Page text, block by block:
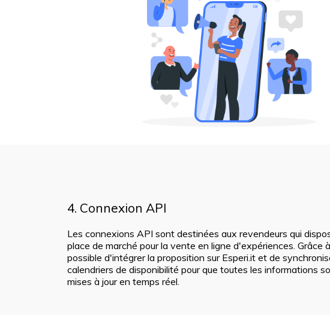
4. Connexion API
Les connexions API sont destinées aux revendeurs qui
place de marché pour la vente en ligne d'expériences. Grâce
possible d'intégrer la proposition sur Esperi.it et de
calendriers de disponibilité pour que toutes les informations
mises à jour en temps réel.